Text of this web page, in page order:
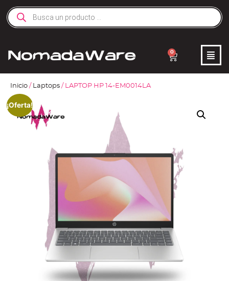
0
Inicio / Laptops / LAPTOP HP 14-EM0014LA
¡Oferta!